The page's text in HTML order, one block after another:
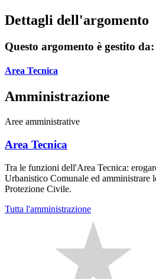
Dettagli dell'argomento
Questo argomento è gestito da:
Area Tecnica
Amministrazione
Aree amministrative
Area Tecnica
Tra le funzioni dell'Area Tecnica:
Urbanistico Comunale ed amministrare
Protezione Civile.
Tutta l'amministrazione